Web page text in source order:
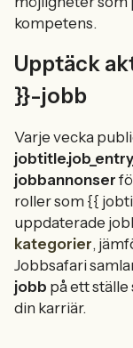
kompetens.
Upptäck
}}-jobb
Varje vecka
jobbannonser
roller som {{
uppdaterade
kategorier,
Jobbsafari
jobb på ett
din karriär.